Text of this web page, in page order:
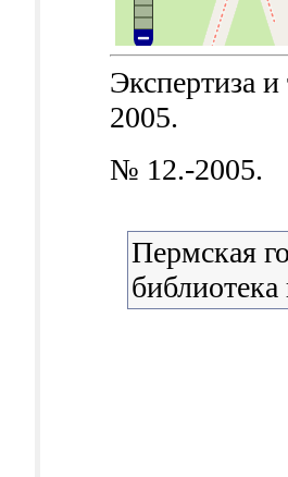
Экспертиза
2005.
№ 12.-2005.
Пермская